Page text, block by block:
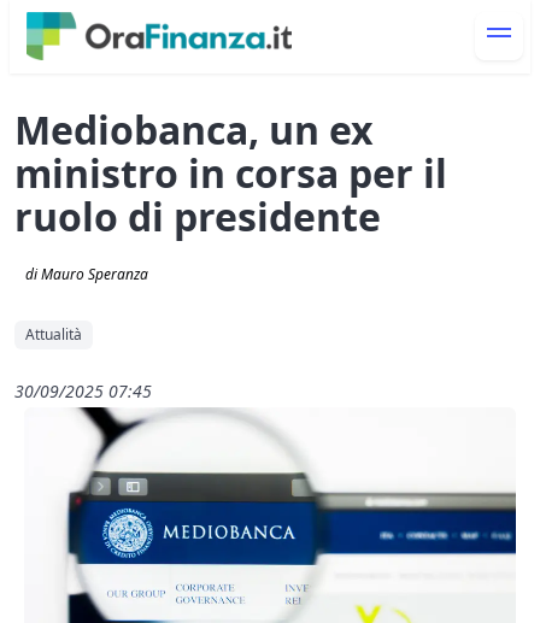
Mediobanca, un ex
ministro in corsa per il
ruolo di presidente
di Mauro Speranza
Attualità
30/09/2025 07:45